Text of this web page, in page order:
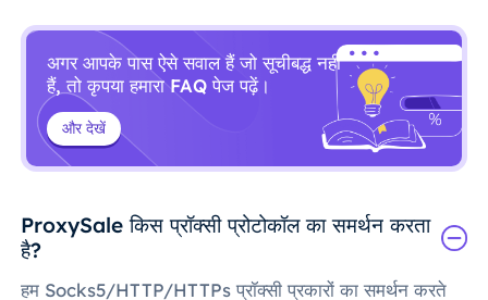
अगर आपके पास ऐसे सवाल हैं जो सूचीबद्ध नहीं
हैं, तो कृपया हमारा FAQ पेज पढ़ें।
और देखें
ProxySale किस प्रॉक्सी प्रोटोकॉल का समर्थन करता
है?
हम Socks5/HTTP/HTTPs प्रॉक्सी प्रकारों का समर्थन करते